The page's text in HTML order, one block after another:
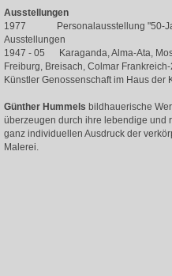
Ausstellungen
1977 Personalausstellung "50-
Ausstellungen
1947 - 05 Karaganda, Alma-Ata,
Freiburg, Breisach, Colmar
Künstler Genossenschaft im Haus der
Günther Hummels bildhauerische
überzeugen durch ihre lebendige und
ganz individuellen Ausdruck der
Malerei.